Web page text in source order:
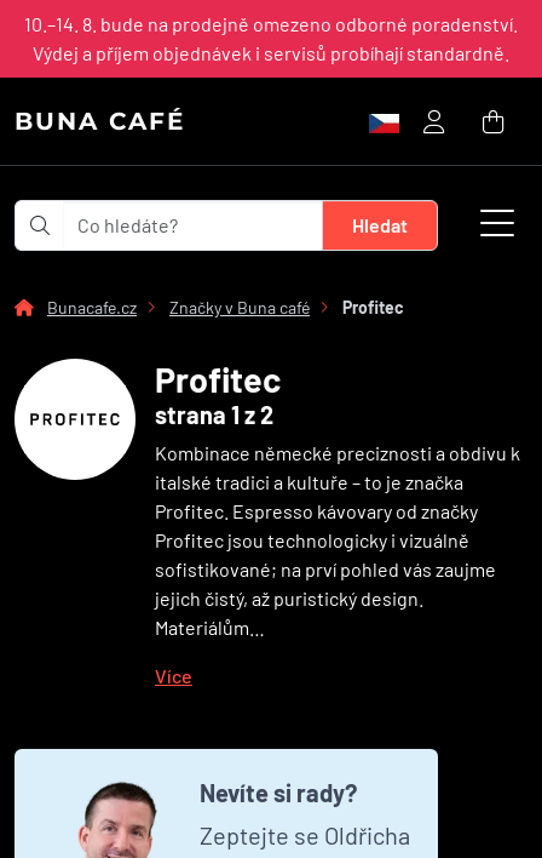
10.–14. 8. bude na prodejně omezeno odborné poradenství.
Výdej a příjem objednávek i servisů probíhají standardně.
BUNA CAFÉ
Bunacafe.cz Značky v Buna café Profitec
Profitec
strana 1 z 2
Kombinace německé preciznosti a obdivu k
italské tradici a kultuře – to je značka
Profitec. Espresso kávovary od značky
Profitec jsou technologicky i vizuálně
sofistikované; na prví pohled vás zaujme
jejich čistý, až puristický design.
Materiálům…
Více
Nevíte si rady?
Zeptejte se Oldřicha